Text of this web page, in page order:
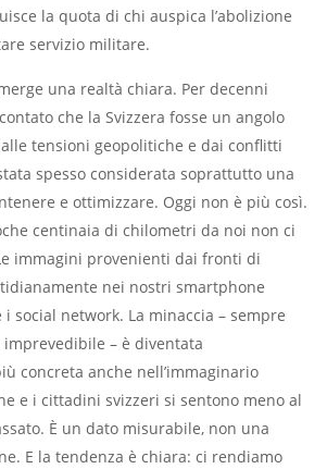
la quota di chi auspica l’abolizione
servizio militare.
una realtà chiara. Per decenni
che la Svizzera fosse un angolo
tensioni geopolitiche e dai conflitti
spesso considerata soprattutto una
e ottimizzare. Oggi non è più così.
centinaia di chilometri da noi non ci
immagini provenienti dai fronti di
nei nostri smartphone
social network. La minaccia – sempre
– è diventata
concreta anche nell’immaginario
e i cittadini svizzeri si sentono meno al
È un dato misurabile, non una
E la tendenza è chiara: ci rendiamo